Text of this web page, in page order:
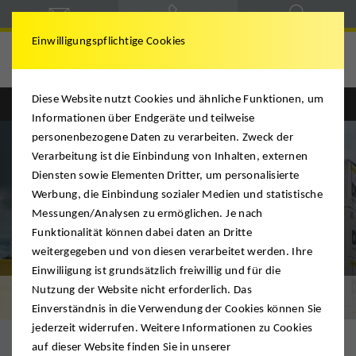
Umzugsmaterialien
Einwilligungspflichtige Cookies
Diese Website nutzt Cookies und ähnliche Funktionen, um
Informationen über Endgeräte und teilweise
personenbezogene Daten zu verarbeiten. Zweck der
Verarbeitung ist die Einbindung von Inhalten, externen
Diensten sowie Elementen Dritter, um personalisierte
Werbung, die Einbindung sozialer Medien und statistische
Messungen/Analysen zu ermöglichen. Je nach
Funktionalität können dabei daten an Dritte
weitergegeben und von diesen verarbeitet werden. Ihre
Einwiliigung ist grundsätzlich freiwillig und für die
Nutzung der Website nicht erforderlich. Das
Einverständnis in die Verwendung der Cookies können Sie
jederzeit widerrufen. Weitere Informationen zu Cookies
auf dieser Website finden Sie in unserer